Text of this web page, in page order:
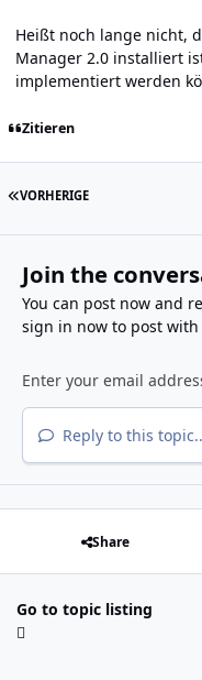
Heißt noch lange nicht,
Manager 2.0 installiert
implementiert werden
Zitieren
ERSTE SEITE
VORHERIGE
Join the
You can post now and
sign in nowto post with
Reply to this
Share
Go to topic listing